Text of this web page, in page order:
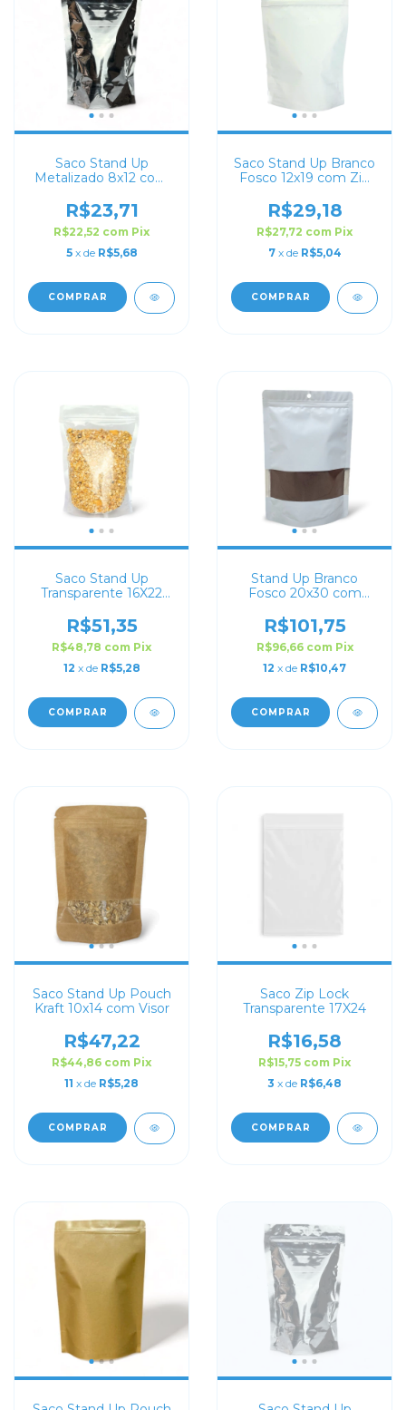
Saco Stand Up
Metalizado 8x12 com
R$23,71
R$22,52 com Pix
5 x de R$5,68
COMPRAR
Saco Stand Up Branco
Fosco 12x19 com Zip
R$29,18
R$27,72 com Pix
7 x de R$5,04
COMPRAR
Saco Stand Up
Transparente 16X22
R$51,35
R$48,78 com Pix
12 x de R$5,28
COMPRAR
Stand Up Branco
Fosco 20x30 com
R$101,75
R$96,66 com Pix
12 x de R$10,47
COMPRAR
Saco Stand Up Pouch
Kraft 10x14 com Visor
R$47,22
R$44,86 com Pix
11 x de R$5,28
COMPRAR
Saco Zip Lock
Transparente 17X24
R$16,58
R$15,75 com Pix
3 x de R$6,48
COMPRAR